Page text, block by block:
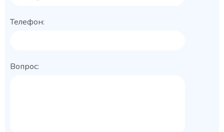
Телефон:
Вопрос: